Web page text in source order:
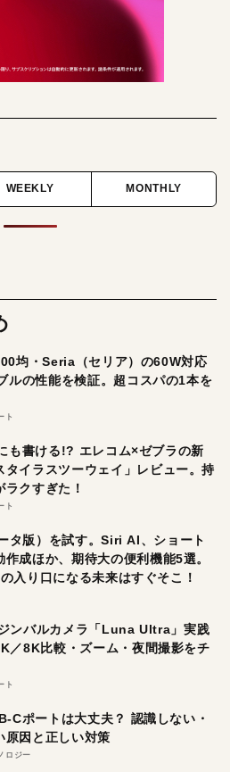
WEEKLY MONTHLY
均・Seria（セリア）の60W対応
ルの性能を検証。超コスパの1本を
ト
も書ける!? エレコム×ゼブラの新
タイラスツーウェイ」レビュー。持
ラクすぎた！
ト
タ版）を試す。Siri AI、ショート
作成ほか、期待大の便利機能5選。
入り口になる未来はすぐそこ！
ンバルカメラ「Luna Ultra」実践
／8K比較・ズーム・夜間撮影をチ
ト
Cポートは大丈夫？ 認識しない・
原因と正しい対策
ロジー